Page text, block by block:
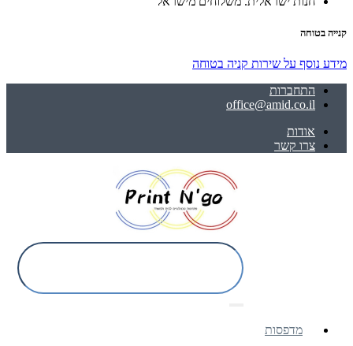
קנייה בטוחה
מידע נוסף על שירות קניה בטוחה
התחברות
office@amid.co.il
אודות
צרו קשר
מדפסות